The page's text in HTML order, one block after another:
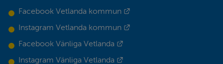
Facebook Vetlanda kommun
Instagram Vetlanda kommun
Facebook Vänliga Vetlanda
Instagram Vänliga Vetlanda